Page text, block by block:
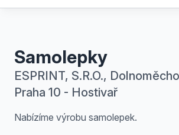
Samolepky
ESPRINT, S.R.O.,
Praha 10 - Hostivař
Nabízíme výrobu samolepek.